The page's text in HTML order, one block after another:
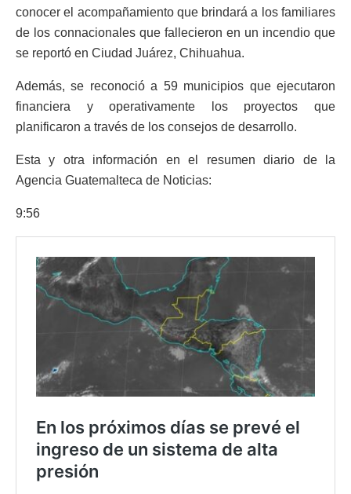
conocer el acompañamiento que brindará a los familiares
de los connacionales que fallecieron en un incendio que
se reportó en Ciudad Juárez, Chihuahua.
Además, se reconoció a 59 municipios que ejecutaron
financiera y operativamente los proyectos que
planificaron a través de los consejos de desarrollo.
Esta y otra información en el resumen diario de la
Agencia Guatemalteca de Noticias:
9:56